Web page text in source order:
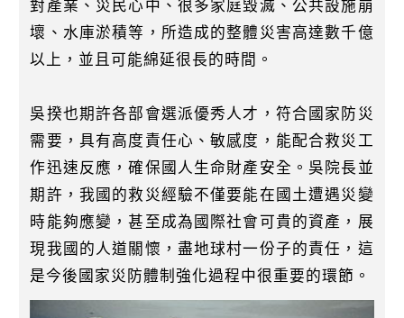
對產業、災民心中、很多家庭毀滅、公共設施崩
壞、水庫淤積等，所造成的整體災害高達數千億
以上，並且可能綿延很長的時間。
吳揆也期許各部會選派優秀人才，符合國家防災
需要，具有高度責任心、敏感度，能配合救災工
作迅速反應，確保國人生命財產安全。吳院長並
期許，我國的救災經驗不僅要能在國土遭遇災變
時能夠應變，甚至成為國際社會可貴的資產，展
現我國的人道關懷，盡地球村一份子的責任，這
是今後國家災防體制強化過程中很重要的環節。